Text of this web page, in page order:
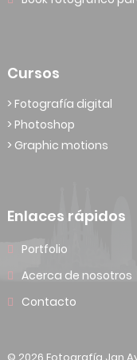
Cursos
> Fotografía digital
> Photoshop
> Graphic motions
Enlaces rápidos
Portfolio
Acerca de nosotros
Contacto